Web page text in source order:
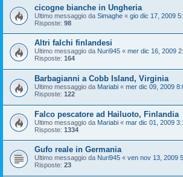
cicogne bianche in Ungheria
Ultimo messaggio da Simaghe « gio dic 17, 2009
Risposte: 98
Altri falchi finlandesi
Ultimo messaggio da Nuri945 « mer dic 16, 2009
Risposte: 164
Barbagianni a Cobb Island, Virginia
Ultimo messaggio da Mariabi « mer dic 09, 2009
Risposte: 122
Falco pescatore ad Hailuoto, Finlandia
Ultimo messaggio da Mariabi « mar dic 01, 2009
Risposte: 1334
Gufo reale in Germania
Ultimo messaggio da Nuri945 « ven nov 13, 2009
Risposte: 23